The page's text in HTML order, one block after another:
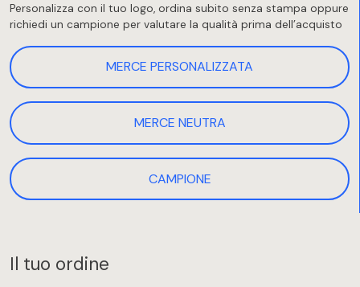
Personalizza con il tuo logo, ordina subito senza stampa oppure
richiedi un campione per valutare la qualità prima dell’acquisto
MERCE PERSONALIZZATA
MERCE NEUTRA
CAMPIONE
Il tuo ordine